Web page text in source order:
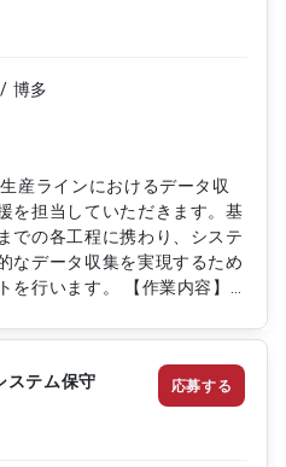
またはWordを用いた基本
PHPまたはJavaScriptを用
る不具合改修（SE担当領
トの作成および更新
博多
産ラインにおけるデータ収
を担当していただきます。基
での各工程に携わり、システ
なデータ収集を実現するため
す。 【作業内容】
VB.NETによるコーディン
び結合テストの実施 ・既存
・開発に伴う各種ドキュメ
ステム保守 応募する